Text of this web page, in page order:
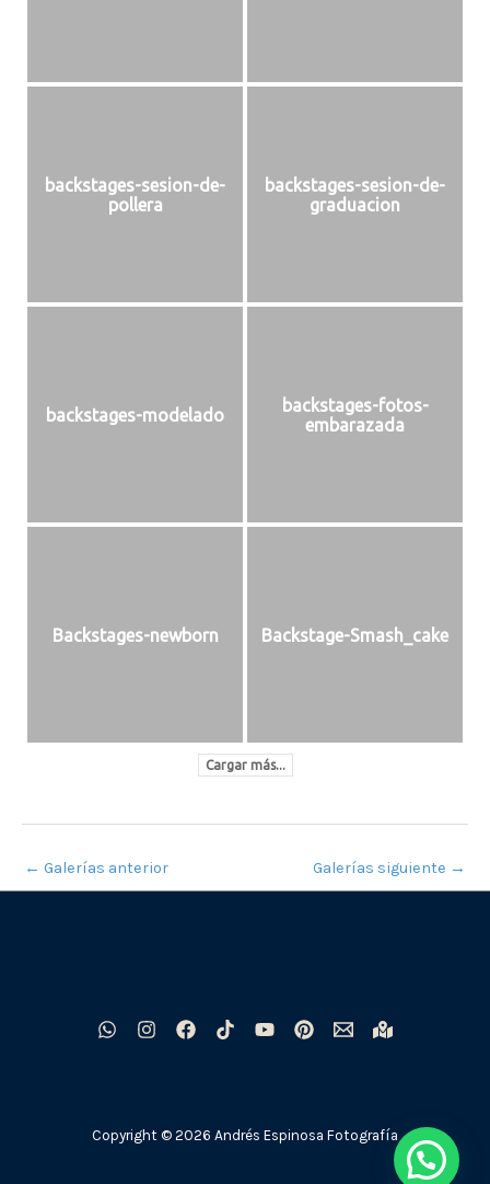
backstages-sesion-de-
pollera
backstages-sesion-de-
graduacion
backstages-modelado
backstages-fotos-
embarazada
Backstages-newborn Backstage-Smash_cake
Cargar más...
← Galerías anterior Galerías siguiente →
Copyright © 2026 Andrés Espinosa Fotografía